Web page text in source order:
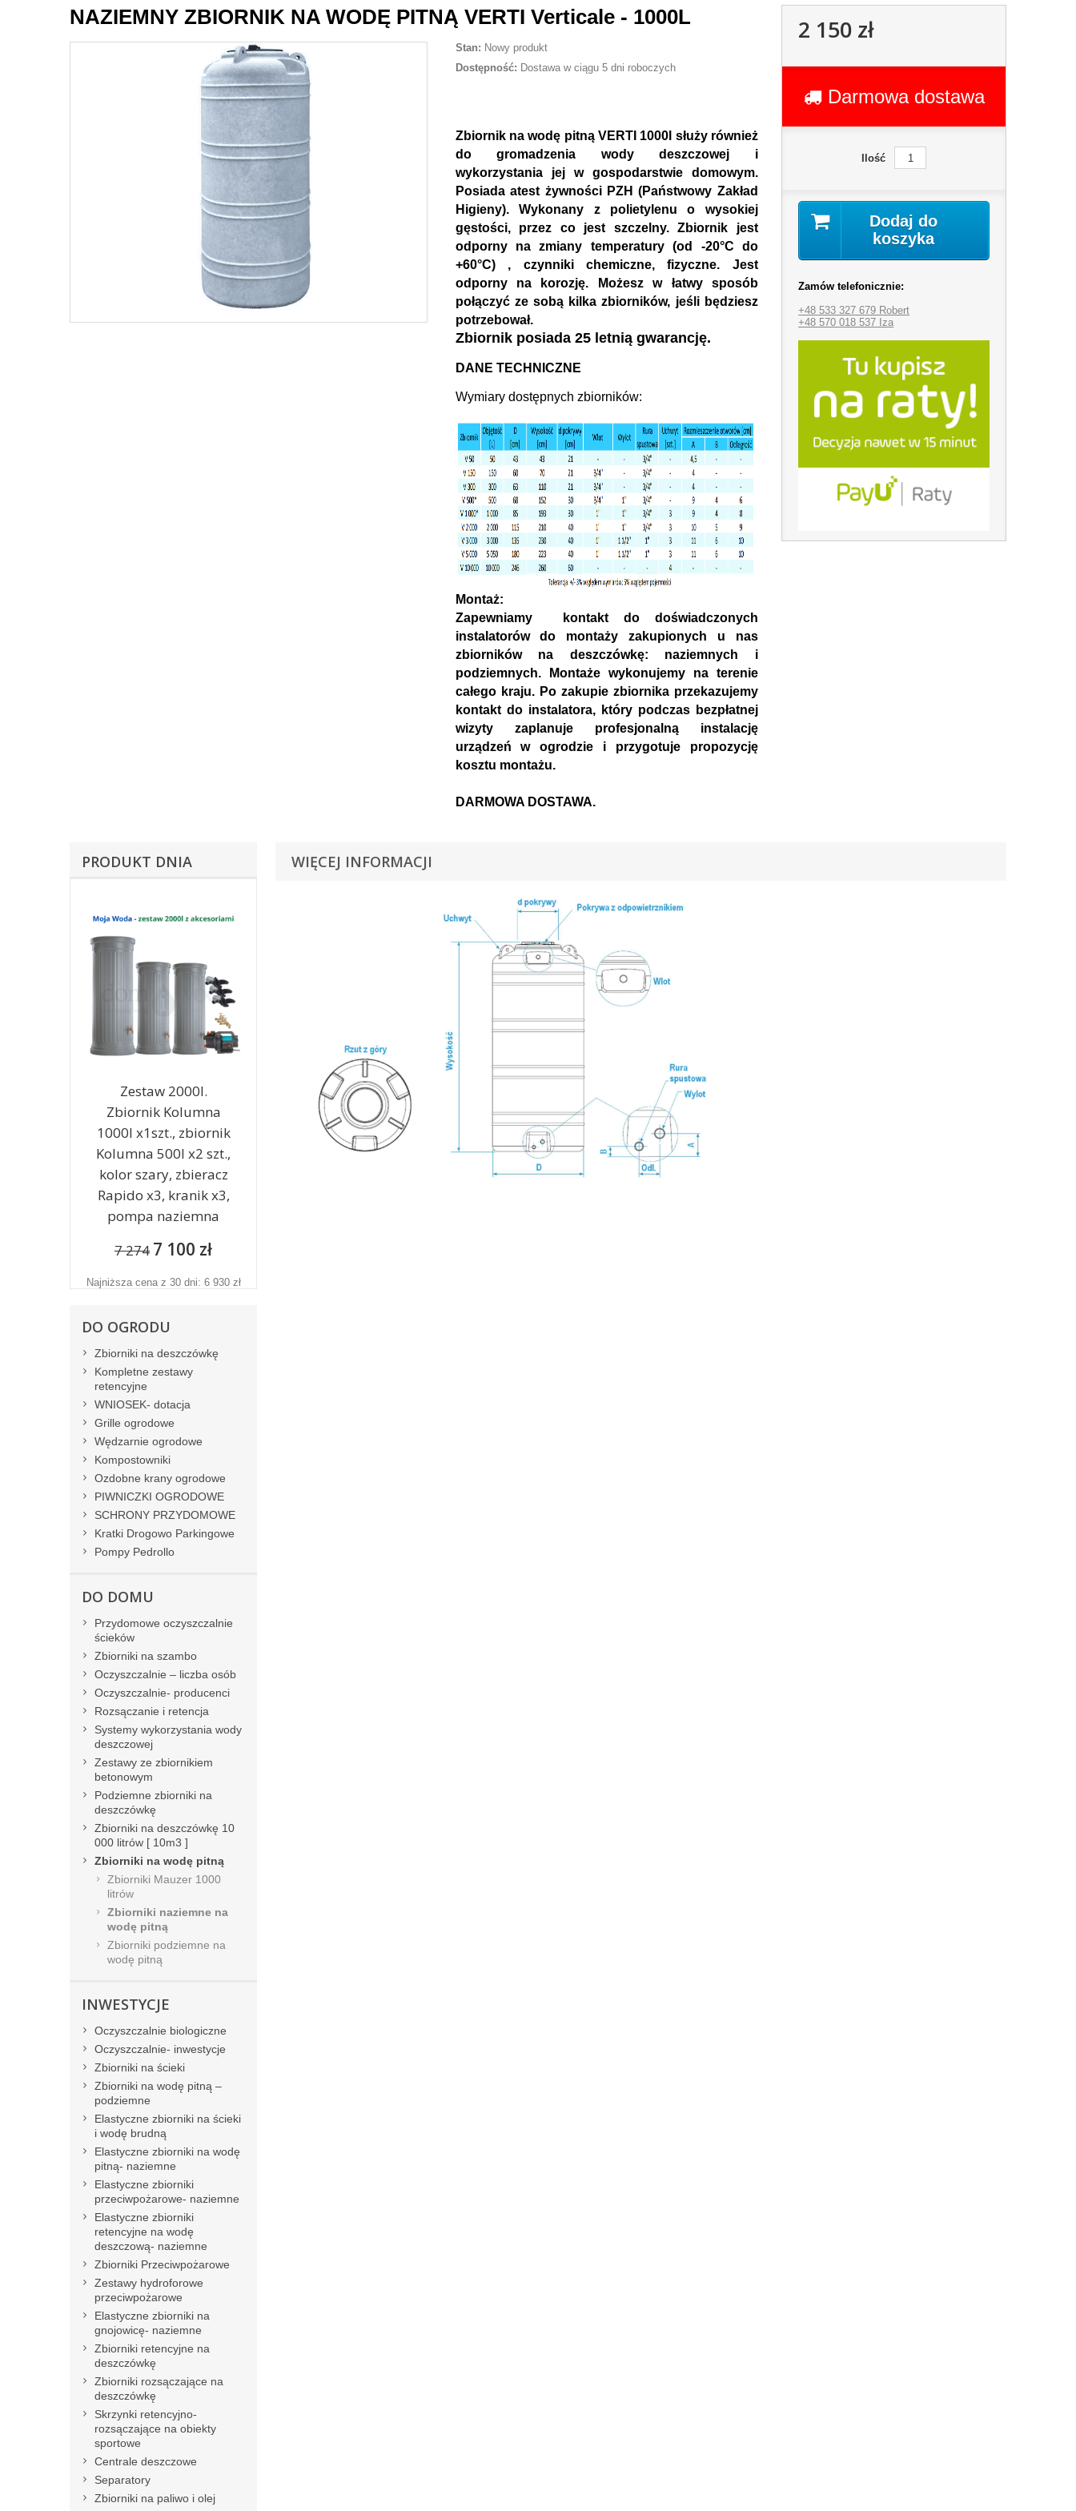
NAZIEMNY ZBIORNIK NA WODĘ PITNĄ VERTI Verticale - 1000L
Stan: Nowy produkt
Dostępność: Dostawa w ciągu 5 dni roboczych
Zbiornik na wodę pitną VERTI 1000l służy również
do gromadzenia wody deszczowej i
wykorzystania jej w gospodarstwie domowym.
Posiada atest żywności PZH (Państwowy Zakład
Higieny). Wykonany z polietylenu o wysokiej
gęstości, przez co jest szczelny. Zbiornik jest
odporny na zmiany temperatury (od -20°C do
+60°C) , czynniki chemiczne, fizyczne. Jest
odporny na korozję. Możesz w łatwy sposób
połączyć ze sobą kilka zbiorników, jeśli będziesz
potrzebował.
Zbiornik posiada 25 letnią gwarancję.
DANE TECHNICZNE
Wymiary dostępnych zbiorników:
Montaż:
Zapewniamy kontakt do doświadczonych
instalatorów do montaży zakupionych u nas
zbiorników na deszczówkę: naziemnych i
podziemnych. Montaże wykonujemy na terenie
całego kraju. Po zakupie zbiornika przekazujemy
kontakt do instalatora, który podczas bezpłatnej
wizyty zaplanuje profesjonalną instalację
urządzeń w ogrodzie i przygotuje propozycję
kosztu montażu.
DARMOWA DOSTAWA.
2 150 zł
Darmowa dostawa
Ilość
Dodaj do
koszyka
Zamów telefonicznie:
+48 533 327 679 Robert
+48 570 018 537 Iza
WIĘCEJ INFORMACJI
PRODUKT DNIA
Zestaw 2000l.
Zbiornik Kolumna
1000l x1szt., zbiornik
Kolumna 500l x2 szt.,
kolor szary, zbieracz
Rapido x3, kranik x3,
pompa naziemna
7 274 7 100 zł
Najniższa cena z 30 dni: 6 930 zł
DO OGRODU
Zbiorniki na deszczówkę
Kompletne zestawy
retencyjne
WNIOSEK- dotacja
Grille ogrodowe
Wędzarnie ogrodowe
Kompostowniki
Ozdobne krany ogrodowe
PIWNICZKI OGRODOWE
SCHRONY PRZYDOMOWE
Kratki Drogowo Parkingowe
Pompy Pedrollo
DO DOMU
Przydomowe oczyszczalnie
ścieków
Zbiorniki na szambo
Oczyszczalnie – liczba osób
Oczyszczalnie- producenci
Rozsączanie i retencja
Systemy wykorzystania wody
deszczowej
Zestawy ze zbiornikiem
betonowym
Podziemne zbiorniki na
deszczówkę
Zbiorniki na deszczówkę 10
000 litrów [ 10m3 ]
Zbiorniki na wodę pitną
Zbiorniki Mauzer 1000
litrów
Zbiorniki naziemne na
wodę pitną
Zbiorniki podziemne na
wodę pitną
INWESTYCJE
Oczyszczalnie biologiczne
Oczyszczalnie- inwestycje
Zbiorniki na ścieki
Zbiorniki na wodę pitną –
podziemne
Elastyczne zbiorniki na ścieki
i wodę brudną
Elastyczne zbiorniki na wodę
pitną- naziemne
Elastyczne zbiorniki
przeciwpożarowe- naziemne
Elastyczne zbiorniki
retencyjne na wodę
deszczową- naziemne
Zbiorniki Przeciwpożarowe
Zestawy hydroforowe
przeciwpożarowe
Elastyczne zbiorniki na
gnojowicę- naziemne
Zbiorniki retencyjne na
deszczówkę
Zbiorniki rozsączające na
deszczówkę
Skrzynki retencyjno-
rozsączające na obiekty
sportowe
Centrale deszczowe
Separatory
Zbiorniki na paliwo i olej